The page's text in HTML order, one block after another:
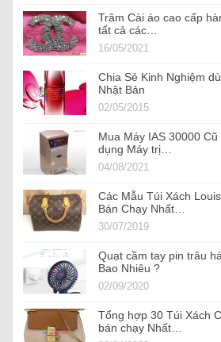
Trâm Cài áo cao cấp
tất cả các…
16/05/2021
Chia Sẻ Kinh Nghiệm
Nhật Bản
02/05/2015
Mua Máy IAS 30000
dụng Máy trị…
04/08/2021
Các Mẫu Túi Xách
Bán Chạy Nhất…
30/07/2019
Quạt cầm tay pin trâu
Bao Nhiêu ?
02/09/2020
Tổng hợp 30 Túi Xách
bán chạy Nhất…